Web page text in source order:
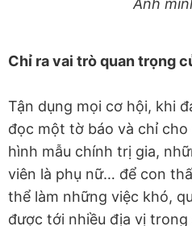
Ảnh
Chỉ ra vai trò quan trọng
Tận dụng mọi cơ hội, khi
đọc một tờ báo và chỉ
hình mẫu chính trị gia,
viên là phụ nữ… để con
thể làm những việc khó,
được tới nhiều địa vị trong